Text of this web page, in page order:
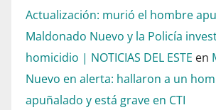
Actualización: murió el hombre
Maldonado Nuevo y la Policía
homicidio | NOTICIAS DEL ESTE en
Nuevo en alerta: hallaron a un
apuñalado y está grave en CTI